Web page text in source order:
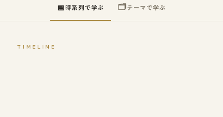
📅時系列で学ぶ 🗂テーマで学ぶ
TIMELINE